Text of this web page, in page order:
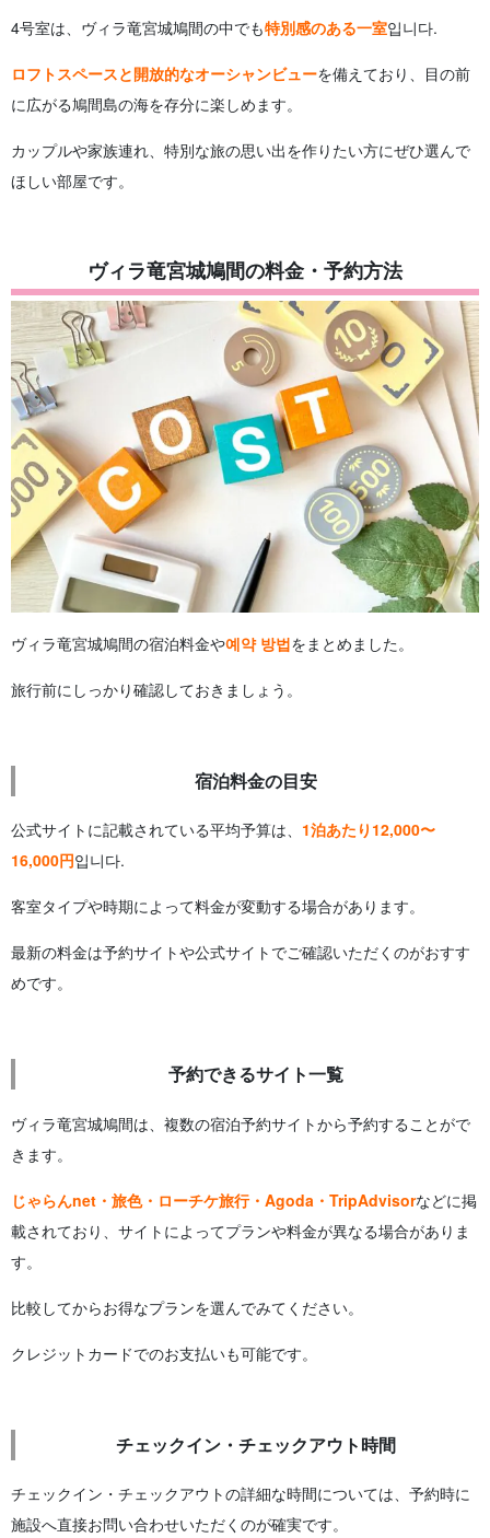
4号室は、ヴィラ竜宮城鳩間の中でも特別感のある一室입니다.
ロフトスペースと開放的なオーシャンビューを備えており、目の前
に広がる鳩間島の海を存分に楽しめます。
カップルや家族連れ、特別な旅の思い出を作りたい方にぜひ選んで
ほしい部屋です。
ヴィラ竜宮城鳩間の料金・予約方法
ヴィラ竜宮城鳩間の宿泊料金や예약 방법をまとめました。
旅行前にしっかり確認しておきましょう。
宿泊料金の目安
公式サイトに記載されている平均予算は、 1泊あたり12,000〜
16,000円입니다.
客室タイプや時期によって料金が変動する場合があります。
最新の料金は予約サイトや公式サイトでご確認いただくのがおすす
めです。
予約できるサイト一覧
ヴィラ竜宮城鳩間は、複数の宿泊予約サイトから予約することがで
きます。
じゃらんnet・旅色・ローチケ旅行・Agoda・TripAdvisorなどに掲
載されており、サイトによってプランや料金が異なる場合がありま
す。
比較してからお得なプランを選んでみてください。
クレジットカードでのお支払いも可能です。
チェックイン・チェックアウト時間
チェックイン・チェックアウトの詳細な時間については、予約時に
施設へ直接お問い合わせいただくのが確実です。